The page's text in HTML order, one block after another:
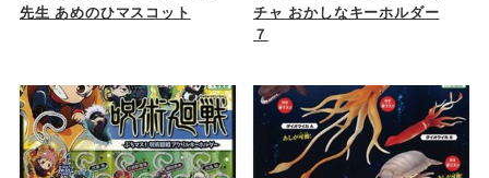
先生 あめのひマスコット
チャ おかしなキーホルダー
７